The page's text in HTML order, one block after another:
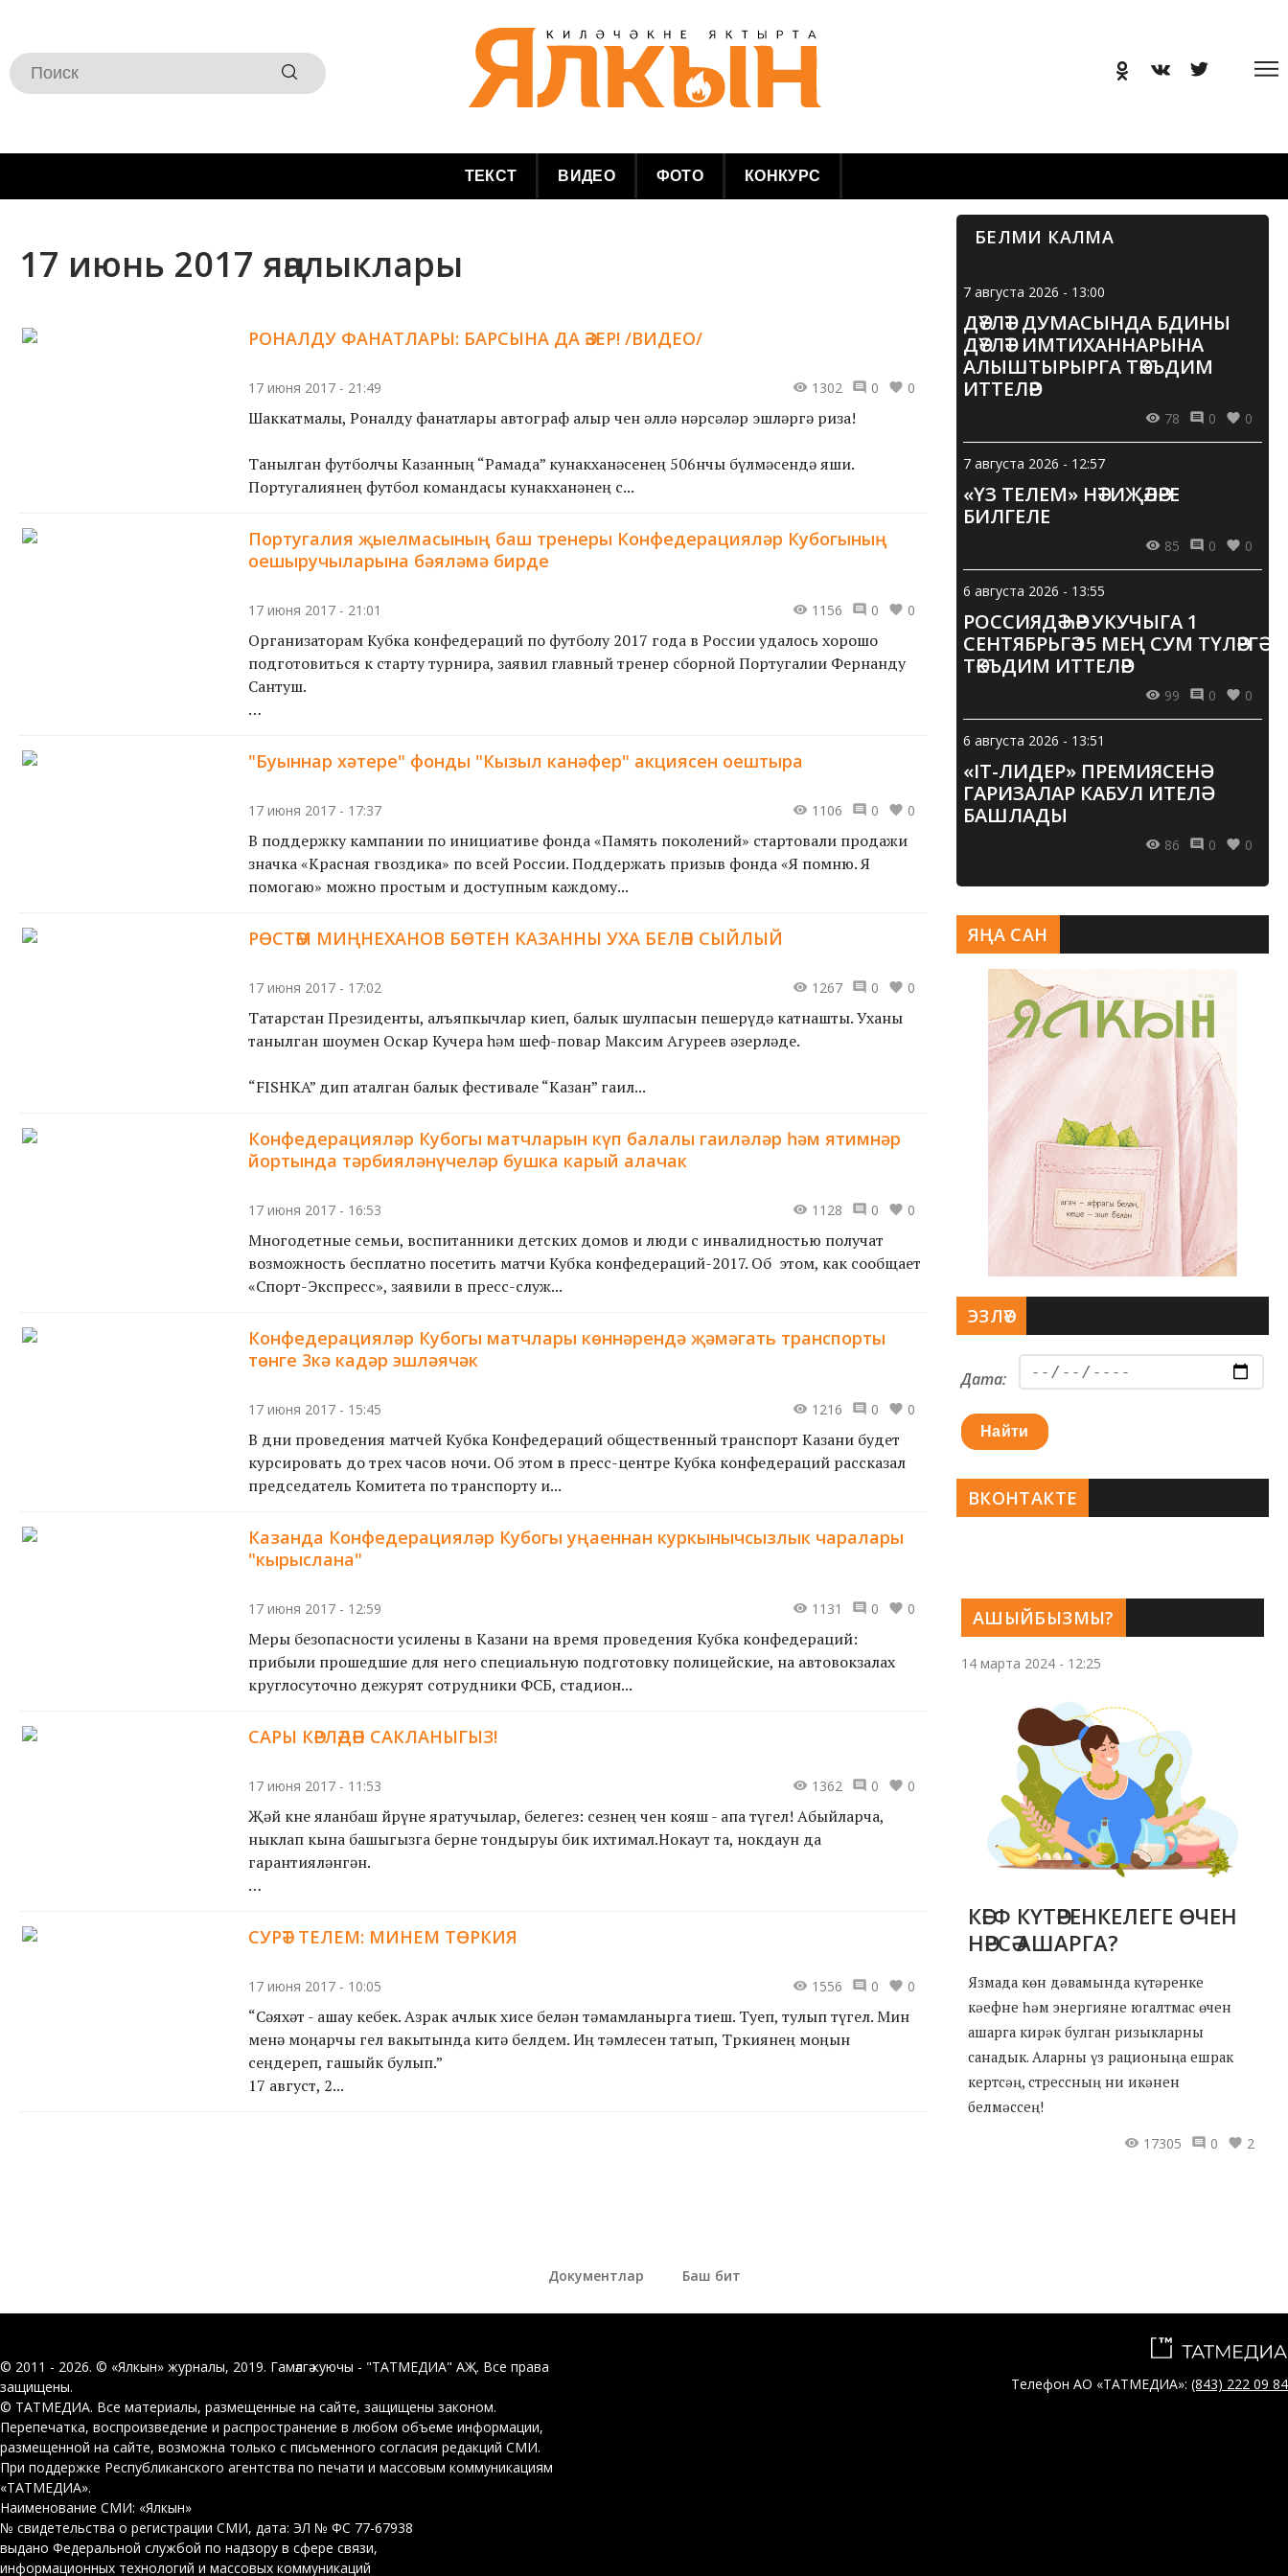
ТЕКСТ ВИДЕО ФОТО КОНКУРС
17 июнь 2017 яңалыклары
РОНАЛДУ ФАНАТЛАРЫ: БАРСЫНА ДА ӘЗЕР! /ВИДЕО/
17 июня 2017 - 21:49 1302 0 0
Шаккатмалы, Роналду фанатлары автограф алыр өчен әллә нәрсәләр эшләргә риза!
Танылган футболчы Казанның “Рамада” кунакханәсенең 506нчы бүлмәсендә яши.
Португалиянең футбол командасы кунакханәнең өс...
Португалия җыелмасының баш тренеры Конфедерацияләр Кубогының
оешыручыларына бәяләмә бирде
17 июня 2017 - 21:01 1156 0 0
Организаторам Кубка конфедераций по футболу 2017 года в России удалось хорошо
подготовиться к старту турнира, заявил главный тренер сборной Португалии Фернанду
Сантуш.
"Буыннар хәтере" фонды "Кызыл канәфер" акциясен оештыра
17 июня 2017 - 17:37 1106 0 0
В поддержку кампании по инициативе фонда «Память поколений» стартовали продажи
значка «Красная гвоздика» по всей России. Поддержать призыв фонда «Я помню. Я
помогаю» можно простым и доступным каждому...
РӨСТӘМ МИҢНЕХАНОВ БӨТЕН КАЗАННЫ УХА БЕЛӘН СЫЙЛЫЙ
17 июня 2017 - 17:02 1267 0 0
Татарстан Президенты, алъяпкычлар киеп, балык шулпасын пешерүдә катнашты. Уханы
танылган шоумен Оскар Кучера һәм шеф-повар Максим Агуреев әзерләде.
“FISHKA” дип аталган балык фестивале “Казан” гаил...
Конфедерацияләр Кубогы матчларын күп балалы гаиләләр һәм ятимнәр
йортында тәрбияләнүчеләр бушка карый алачак
17 июня 2017 - 16:53 1128 0 0
Многодетные семьи, воспитанники детских домов и люди с инвалидностью получат
возможность бесплатно посетить матчи Кубка конфедераций-2017. Об этом, как сообщает
«Спорт-Экспресс», заявили в пресс-служ...
Конфедерацияләр Кубогы матчлары көннәрендә җәмәгать транспорты
төнге 3кә кадәр эшләячәк
17 июня 2017 - 15:45 1216 0 0
В дни проведения матчей Кубка Конфедераций общественный транспорт Казани будет
курсировать до трех часов ночи. Об этом в пресс-центре Кубка конфедераций рассказал
председатель Комитета по транспорту и...
Казанда Конфедерацияләр Кубогы уңаеннан куркынычсызлык чаралары
"кырыслана"
17 июня 2017 - 12:59 1131 0 0
Меры безопасности усилены в Казани на время проведения Кубка конфедераций:
прибыли прошедшие для него специальную подготовку полицейские, на автовокзалах
круглосуточно дежурят сотрудники ФСБ, стадион...
САРЫ КӘРЛӘДӘН САКЛАНЫГЫЗ!
17 июня 2017 - 11:53 1362 0 0
Җәй көне яланбаш йөрүне яратучылар, белегез: сезнең өчен кояш - апа түгел! Абыйларча,
ныклап кына башыгызга берне тондыруы бик ихтимал.Нокаут та, нокдаун да
гарантияләнгән.
СУРӘТ ТЕЛЕМ: МИНЕМ ТӨРКИЯ
17 июня 2017 - 10:05 1556 0 0
“Сәяхәт - ашау кебек. Азрак ачлык хисе белән тәмамланырга тиеш. Туеп, тулып түгел. Мин
менә моңарчы гел вакытында китә белдем. Иң тәмлесен татып, Төркиянең моңын
сеңдереп, гашыйк булып.”
17 август, 2...
БЕЛМИ КАЛМА
7 августа 2026 - 13:00
ДӘҮЛӘТ ДУМАСЫНДА БДИНЫ
ДӘҮЛӘТ ИМТИХАННАРЫНА
АЛЫШТЫРЫРГА ТӘКЪДИМ
ИТТЕЛӘР
78 0 0
7 августа 2026 - 12:57
«ҮЗ ТЕЛЕМ» НӘТИҖӘЛӘРЕ
БИЛГЕЛЕ
85 0 0
6 августа 2026 - 13:55
РОССИЯДӘ ҺӘР УКУЧЫГА 1
СЕНТЯБРЬГӘ 15 МЕҢ СУМ ТҮЛӘРГӘ
ТӘКЪДИМ ИТТЕЛӘР
99 0 0
6 августа 2026 - 13:51
«IT-ЛИДЕР» ПРЕМИЯСЕНӘ
ГАРИЗАЛАР КАБУЛ ИТЕЛӘ
БАШЛАДЫ
86 0 0
АШЫЙБЫЗМЫ?
14 марта 2024 - 12:25
КӘЕФ КҮТӘРЕНКЕЛЕГЕ ӨЧЕН
НӘРСӘ АШАРГА?
Язмада көн дәвамында күтәренке
кәефне һәм энергияне югалтмас өчен
ашарга кирәк булган ризыкларны
санадык. Аларны үз рационыңа ешрак
кертсәң, стрессның ни икәнен
белмәссең!
17305
0 2
ЯҢА САН
ЭЗЛӘҮ
Дата:
Найти
ВКОНТАКТЕ
Документлар Баш бит
© 2011 - 2026. © «Ялкын» журналы, 2019. Гамәлгә куючы - "ТАТМЕДИА" АҖ. Все права
защищены.
© ТАТМЕДИА. Все материалы, размещенные на сайте, защищены законом.
Перепечатка, воспроизведение и распространение в любом объеме информации,
размещенной на сайте, возможна только с письменного согласия редакций СМИ.
При поддержке Республиканского агентства по печати и массовым коммуникациям
«ТАТМЕДИА».
Наименование СМИ: «Ялкын»
№ свидетельства о регистрации СМИ, дата: ЭЛ № ФС 77-67938
выдано Федеральной службой по надзору в сфере связи,
информационных технологий и массовых коммуникаций
Телефон АО «ТАТМЕДИА»: (843) 222 09 84